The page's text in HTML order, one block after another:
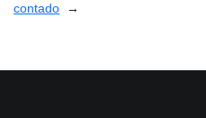
contado
→